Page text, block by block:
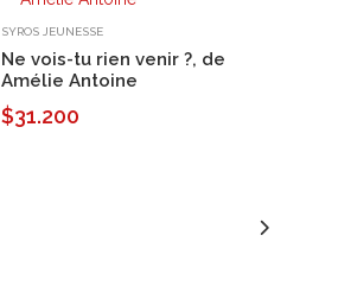
SYROS JEUNESSE
Ne vois-tu rien venir ?, de
Amélie Antoine
$31.200